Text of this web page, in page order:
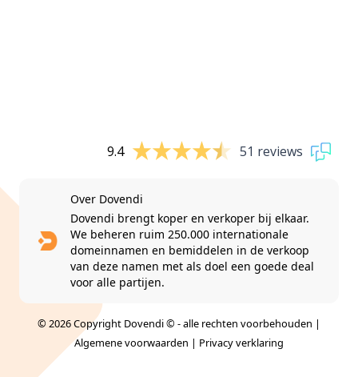
9.4 51 reviews
Over Dovendi
Dovendi brengt koper en verkoper bij elkaar.
We beheren ruim 250.000 internationale
domeinnamen en bemiddelen in de verkoop
van deze namen met als doel een goede deal
voor alle partijen.
© 2026 Copyright Dovendi © - alle rechten voorbehouden |
Algemene voorwaarden | Privacy verklaring